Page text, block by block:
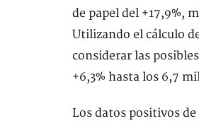
de papel del +17,9%,
Utilizando el cálculo
considerar las
+6,3% hasta los 6,7
Los datos positivos